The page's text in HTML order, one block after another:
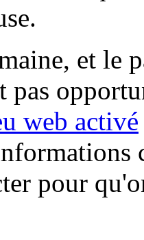
et le
pas
web activé
pour